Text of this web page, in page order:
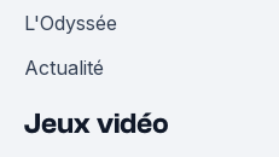
L'Odyssée
Actualité
Jeux vidéo